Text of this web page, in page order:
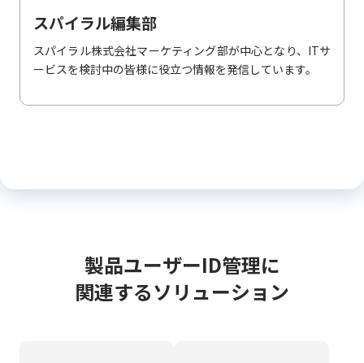
スパイラル編集部
スパイラル株式会社マーケティング部が中心となり、ITサ
ービスを検討中の皆様に役立つ情報を発信しています。
製品ユーザーID管理に
関連するソリューション